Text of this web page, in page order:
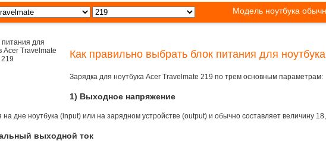
Модель ноутбука
Как правильно выбрать блок питания для
Зарядка для ноутбука Acer Travelmate 219 по трем основным параметрам:
1) Выходное напряжение
дне ноутбука (input) или на зарядном устройстве (output) и обычно составляет величину
выходной ток